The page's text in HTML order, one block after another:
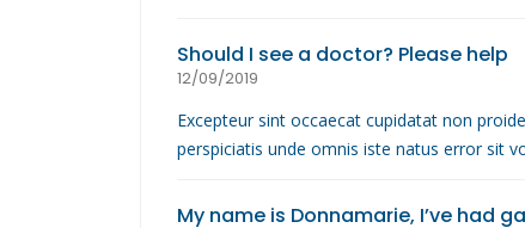
Should I see a doctor? Please help
12/09/2019
Excepteur sint occaecat cupidatat non
perspiciatis unde omnis iste natus error sit
My name is Donnamarie, I’ve had